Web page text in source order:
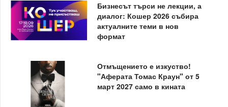
Бизнесът търси не лекции, а
диалог: Кошер 2026 събира
актуалните теми в нов
формат
Отмъщението е изкуство!
"Аферата Томас Краун" от 5
март 2027 само в кината